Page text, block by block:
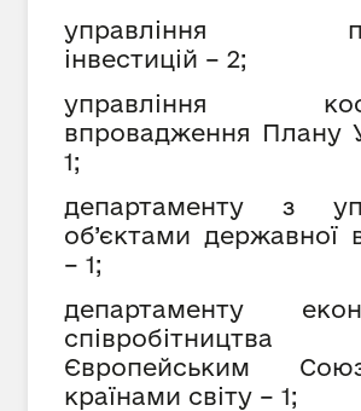
управління
інвестицій – 2;
управління
впровадження Плану
1;
департаменту з
об’єктами державної
– 1;
департаменту
Європейським
країнами світу – 1;